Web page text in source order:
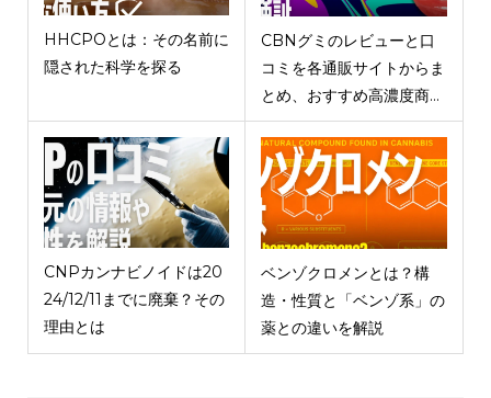
HHCPOとは：その名前に
隠された科学を探る
CBNグミのレビューと口
コミを各通販サイトからま
とめ、おすすめ高濃度商...
CNPカンナビノイドは20
24/12/11までに廃棄？その
理由とは
ベンゾクロメンとは？構
造・性質と「ベンゾ系」の
薬との違いを解説